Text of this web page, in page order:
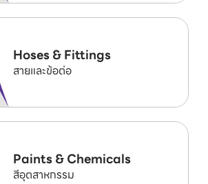
Hoses & Fittings
สายและข้อต่อ
Paints & Chemicals
สีอุตสาหกรรม